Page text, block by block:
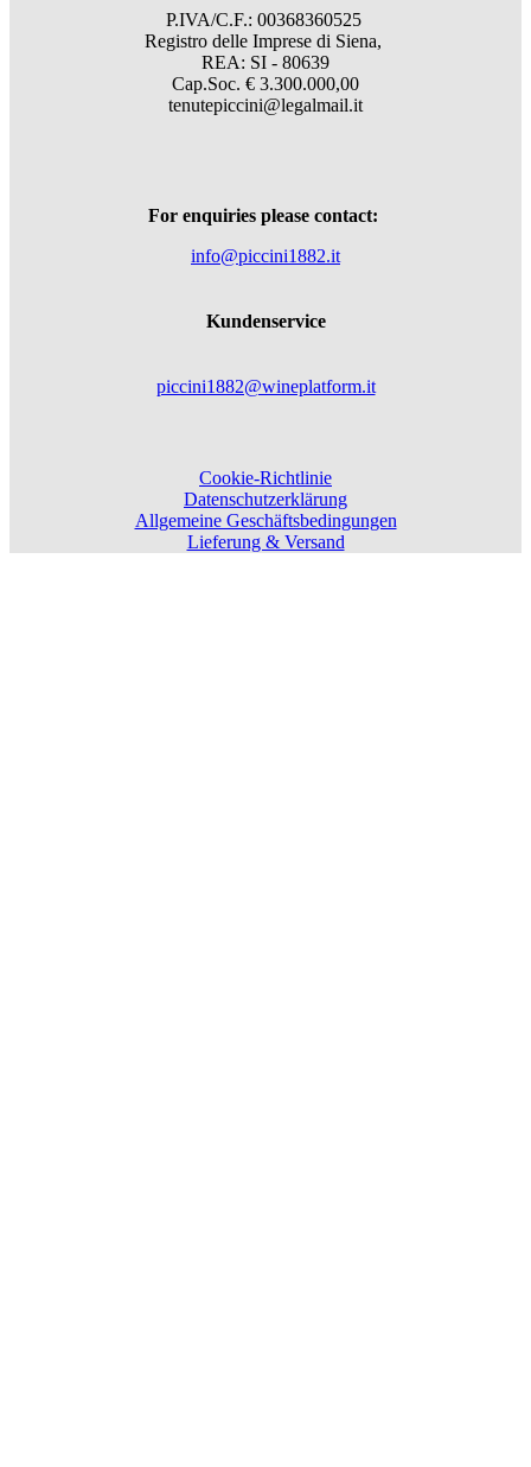
P.IVA/C.F.: 00368360525
Registro delle Imprese di Siena,
REA: SI - 80639
Cap.Soc. € 3.300.000,00
tenutepiccini@legalmail.it
For enquiries please contact:
info@piccini1882.it
Kundenservice
piccini1882@wineplatform.it
Cookie-Richtlinie
Datenschutzerklärung
Allgemeine Geschäftsbedingungen
Lieferung & Versand